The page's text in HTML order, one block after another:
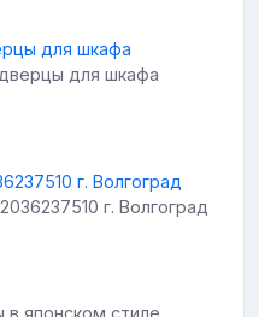
для шкафа
г. Волгоград